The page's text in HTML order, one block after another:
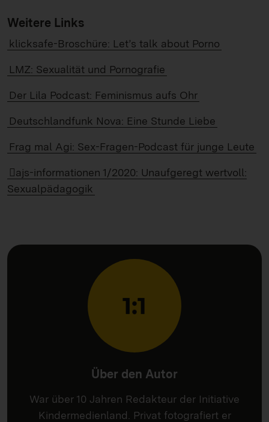
Weitere Links
klicksafe-Broschüre: Let’s talk about Porno
LMZ: Sexualität und Pornografie
Der Lila Podcast: Feminismus aufs Ohr
Deutschlandfunk Nova: Eine Stunde Liebe
Frag mal Agi: Sex-Fragen-Podcast für junge Leute
ajs-informationen 1/2020: Unaufgeregt wertvoll:
Sexualpädagogik
Über den Autor
War über 10 Jahren Redakteur der Initiative
Kindermedienland. Privat fotografiert er